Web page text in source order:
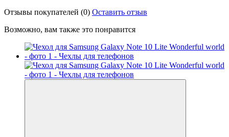
Отзывы покупателей (0) Оставить отзыв
Возможно, вам также это понравится